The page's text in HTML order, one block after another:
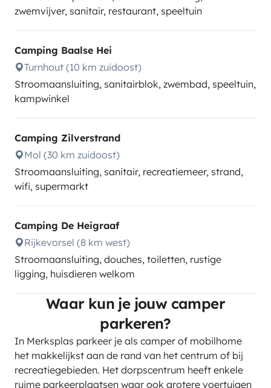
zwemvijver, sanitair, restaurant, speeltuin
Camping Baalse Hei
Turnhout (10 km zuidoost)
Stroomaansluiting, sanitairblok, zwembad, speeltuin,
kampwinkel
Camping Zilverstrand
Mol (30 km zuidoost)
Stroomaansluiting, sanitair, recreatiemeer, strand,
wifi, supermarkt
Camping De Heigraaf
Rijkevorsel (8 km west)
Stroomaansluiting, douches, toiletten, rustige
ligging, huisdieren welkom
Waar kun je jouw camper
parkeren?
In Merksplas parkeer je als camper of mobilhome
het makkelijkst aan de rand van het centrum of bij
recreatiegebieden. Het dorpscentrum heeft enkele
ruime parkeerplaatsen waar ook grotere voertuigen